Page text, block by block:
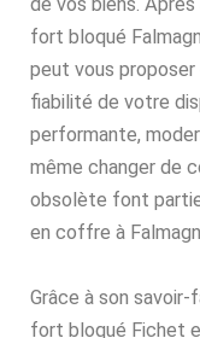
fort bloqué
peut vous
fiabilité de votre
performante,
même changer de
obsolète font
en coffre à
Grâce à son
fort bloqué Fichet